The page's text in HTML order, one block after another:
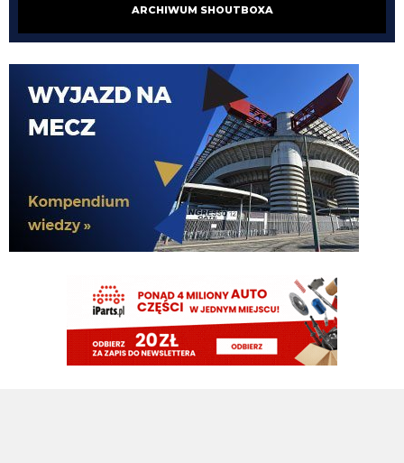
El_Imprezatore 07.08.2026 00:09
Claudio 06.08.2026 23:58
pismaki zawsze maja info z opoznieniem. Moze juz dawno dali sobie spokoj
z Romero. To wiedza tylko wewnatrz Interu
Żebyscie sie jeszcze nie zdziwili jak CHivu po treningach uznal ze Pavard
ma motywacje i odpowiednie umiejetnosci i sam chce by zostal, a kasa ma
isc na inne pozycje
Jaworeq 06.08.2026 23:33
06.08.2026 23:14
Misterem X był Benjamin Pavard. Witamy w Interze!
ARCHIWUM SHOUTBOXA